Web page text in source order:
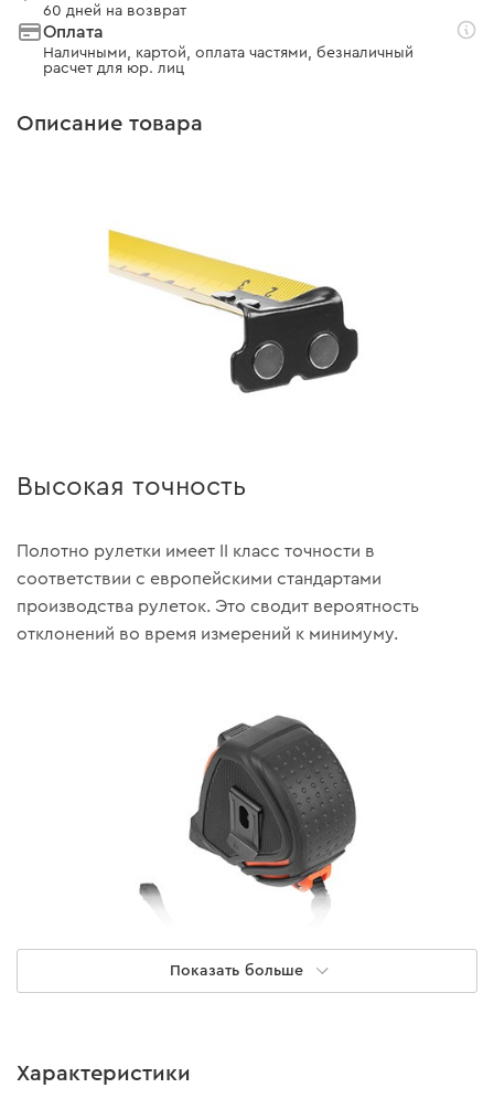
60 дней на возврат
Оплата
Наличными, картой, оплата частями, безналичный
расчет для юр. лиц
Описание товара
Высокая точность
Полотно рулетки имеет ІІ класс точности в
соответствии с европейскими стандартами
производства рулеток. Это сводит вероятность
отклонений во время измерений к минимуму.
Корпус изготовлен из высокопрочного АВС-пластика,
Показать больше
Характеристики